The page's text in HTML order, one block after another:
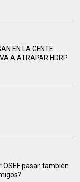
EN LA GENTE
A ATRAPAR HDRP
OSEF pasan también